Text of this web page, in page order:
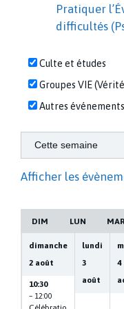
Pratiquer
difficultés
Culte et études
Groupes VIE
Autres événements
Afficher les
DIM LUN MAR
dimanche
2 août
10:30
– 12:00
lundi
3
août
4